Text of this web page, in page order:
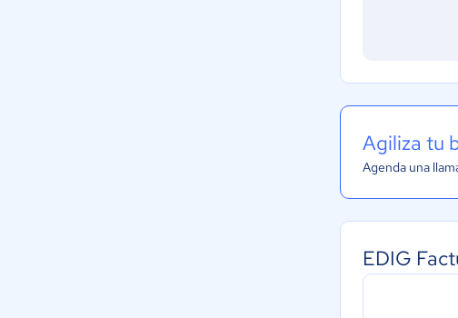
Agiliza tu
Agenda una
EDIG